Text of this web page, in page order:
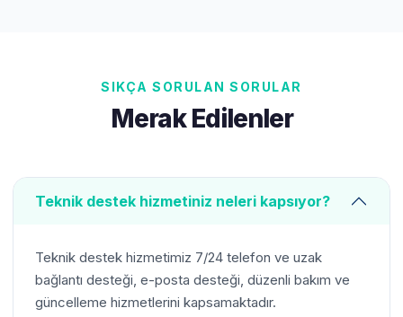
SIKÇA SORULAN SORULAR
Merak Edilenler
Teknik destek hizmetiniz neleri kapsıyor?
Teknik destek hizmetimiz 7/24 telefon ve uzak
bağlantı desteği, e-posta desteği, düzenli bakım ve
güncelleme hizmetlerini kapsamaktadır.